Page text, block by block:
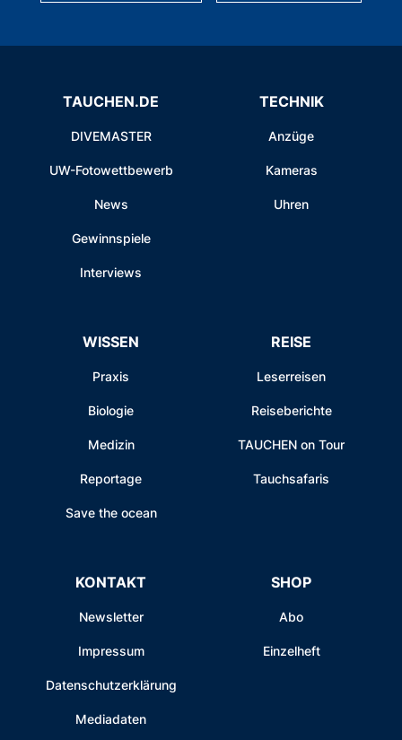
TAUCHEN.DE
DIVEMASTER
UW-Fotowettbewerb
News
Gewinnspiele
Interviews
TECHNIK
Anzüge
Kameras
Uhren
WISSEN
Praxis
Biologie
Medizin
Reportage
Save the ocean
REISE
Leserreisen
Reiseberichte
TAUCHEN on Tour
Tauchsafaris
KONTAKT
Newsletter
Impressum
Datenschutzerklärung
Mediadaten
SHOP
Abo
Einzelheft